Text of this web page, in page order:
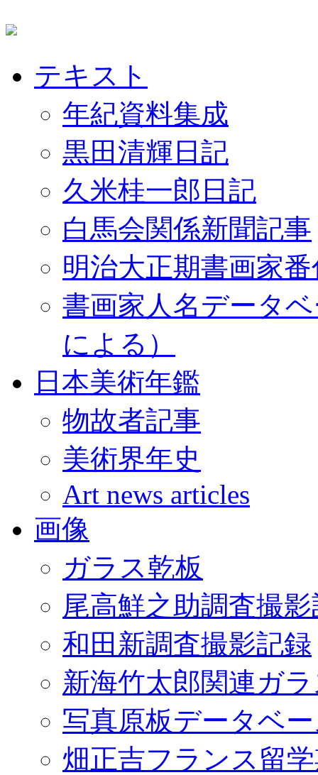
テキスト
年紀資料集成
黒田清輝日記
久米桂一郎日記
白馬会関係新聞記事
明治大正期書画家
書画家人名データ
による）
日本美術年鑑
物故者記事
美術界年史
Art news articles
画像
ガラス乾板
尾高鮮之助調査撮
和田新調査撮影記録
新海竹太郎関連ガ
写真原板データベ
畑正吉フランス留